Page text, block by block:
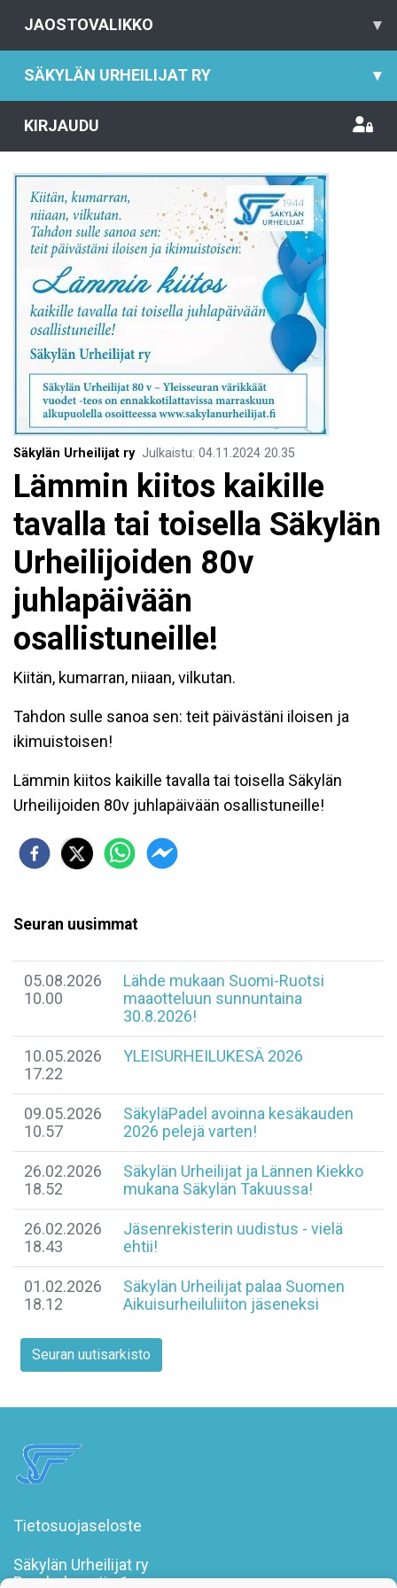
JAOSTOVALIKKO ▾
SÄKYLÄN URHEILIJAT RY ▾
KIRJAUDU
Säkylän Urheilijat ry Julkaistu: 04.11.2024 20.35
Lämmin kiitos kaikille
tavalla tai toisella Säkylän
Urheilijoiden 80v
juhlapäivään
osallistuneille!
Kiitän, kumarran, niiaan, vilkutan.
Tahdon sulle sanoa sen: teit päivästäni iloisen ja
ikimuistoisen!
Lämmin kiitos kaikille tavalla tai toisella Säkylän
Urheilijoiden 80v juhlapäivään osallistuneille!
Seuran uusimmat
05.08.2026
10.00
Lähde mukaan Suomi-Ruotsi
maaotteluun sunnuntaina
30.8.2026!
10.05.2026
17.22
YLEISURHEILUKESÄ 2026
09.05.2026
10.57
SäkyläPadel avoinna kesäkauden
2026 pelejä varten!
26.02.2026
18.52
Säkylän Urheilijat ja Lännen Kiekko
mukana Säkylän Takuussa!
26.02.2026
18.43
Jäsenrekisterin uudistus - vielä
ehtii!
01.02.2026
18.12
Säkylän Urheilijat palaa Suomen
Aikuisurheiluliiton jäseneksi
Seuran uutisarkisto
Tietosuojaseloste
Säkylän Urheilijat ry
Poroholmantie 1